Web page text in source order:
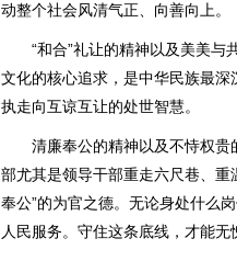
动整个社会风清气正、向善向上。
“和合”礼让的精神以及美美与
文化的核心追求，是中华民族最
执走向互谅互让的处世智慧。
清廉奉公的精神以及不恃权贵
部尤其是领导干部重走六尺巷、
奉公”的为官之德。无论身处什么
人民服务。守住这条底线，才能无